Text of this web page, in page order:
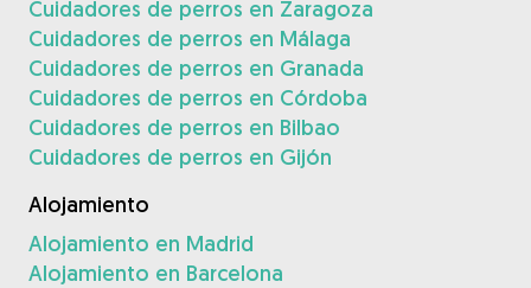
Cuidadores de perros en Zaragoza
Cuidadores de perros en Málaga
Cuidadores de perros en Granada
Cuidadores de perros en Córdoba
Cuidadores de perros en Bilbao
Cuidadores de perros en Gijón
Alojamiento
Alojamiento en Madrid
Alojamiento en Barcelona